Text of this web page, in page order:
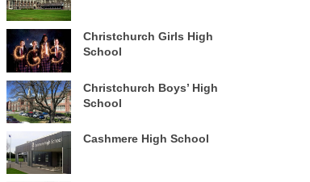
Christchurch Girls High
School
Christchurch Boys’ High
School
Cashmere High School